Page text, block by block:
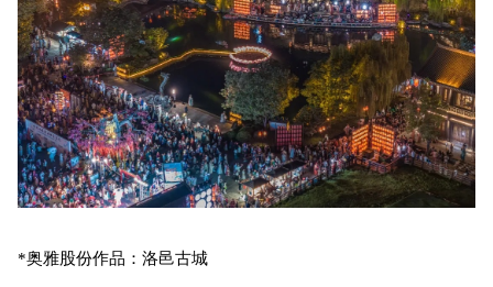
*奥雅股份作品：洛邑古城